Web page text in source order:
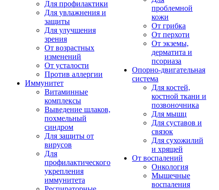
Для профилактики
Для увлажнения и
защиты
Для улучшения
зрения
От возрастных
изменений
От усталости
Против аллергии
Иммунитет
Витаминные
комплексы
Выведение шлаков,
похмельный
синдром
Для защиты от
вирусов
Для
профилактического
укрепления
иммунитета
проблемной
кожи
От грибка
От перхоти
От экземы,
дерматита и
псориаза
Опорно-двигательная
система
Для костей,
костной ткани и
позвоночника
Для мышц
Для суставов и
связок
Для сухожилий
и хрящей
От воспалений
Онкология
Мышечные
воспаления